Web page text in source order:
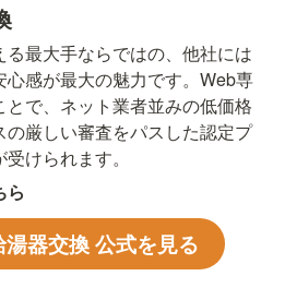
最大手ならではの、他社には
感が最大の魅力です。Web専
で、ネット業者並みの低価格
の厳しい審査をパスした認定プ
けられます。
ら
器交換 公式を見る